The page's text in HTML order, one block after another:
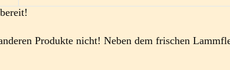
Produkte nicht! Neben dem frischen